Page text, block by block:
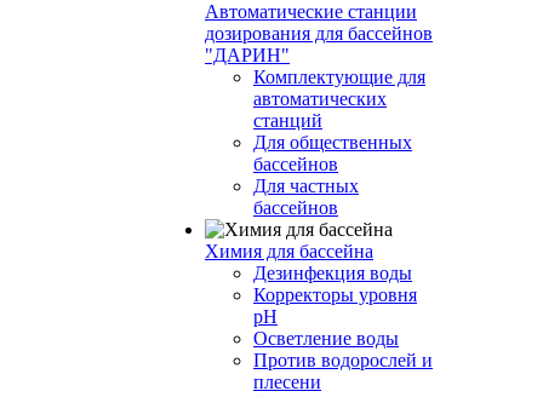
Автоматические станции
дозирования для бассейнов
"ДАРИН"
Комплектующие для
автоматических
станций
Для общественных
бассейнов
Для частных
бассейнов
Химия для бассейна
Дезинфекция воды
Корректоры уровня
pH
Осветление воды
Против водорослей и
плесени